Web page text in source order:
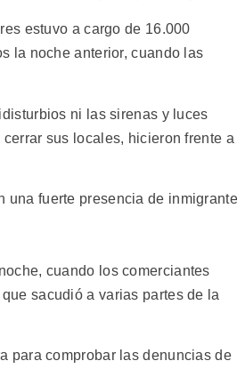
estuvo a cargo de 16.000
la noche anterior, cuando las
ni las sirenas y luces
sus locales, hicieron frente a
una fuerte presencia de
cuando los comerciantes
sacudió a varias partes de la
para comprobar las denuncias de